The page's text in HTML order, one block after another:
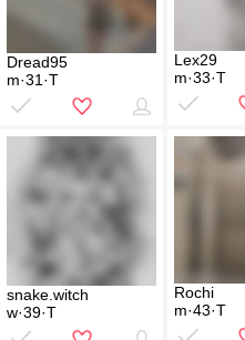
Dread95
m·31·T
Lex29
m·33·T
snake.witch
w·39·T
Rochi
m·43·T